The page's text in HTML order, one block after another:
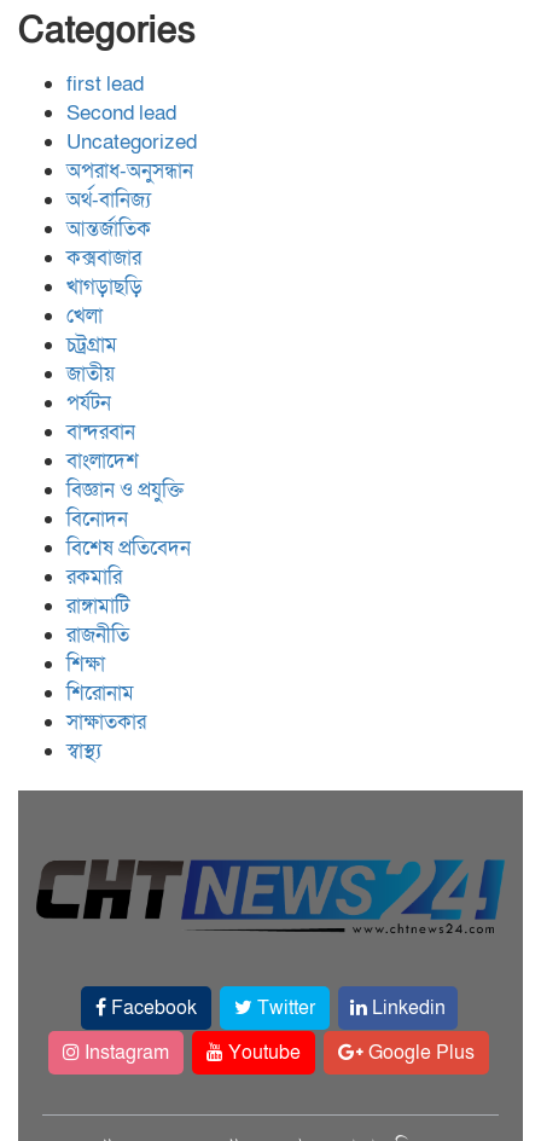
Categories
first lead
Second lead
Uncategorized
অপরাধ-অনুসন্ধান
অর্থ-বানিজ্য
আন্তর্জাতিক
কক্সবাজার
খাগড়াছড়ি
খেলা
চট্রগ্রাম
জাতীয়
পর্যটন
বান্দরবান
বাংলাদেশ
বিজ্ঞান ও প্রযুক্তি
বিনোদন
বিশেষ প্রতিবেদন
রকমারি
রাঙ্গামাটি
রাজনীতি
শিক্ষা
শিরোনাম
সাক্ষাতকার
স্বাস্থ্য
Facebook Twitter
Linkedin
Instagram
Youtube Google Plus